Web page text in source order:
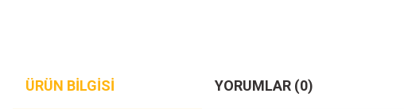
ÜRÜN BILGISI YORUMLAR (0)